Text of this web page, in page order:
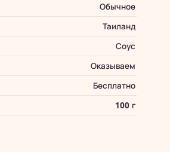
Обычное
Таиланд
Соус
Оказываем
Бесплатно
100 г